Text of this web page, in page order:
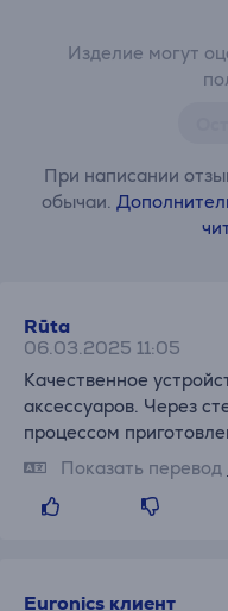
Изделие могут
При написании
обычаи.
Rūta
06.03.2025 11:05
Качественное
аксессуаров. Через
процессом
Показать перевод
Euronics клиент